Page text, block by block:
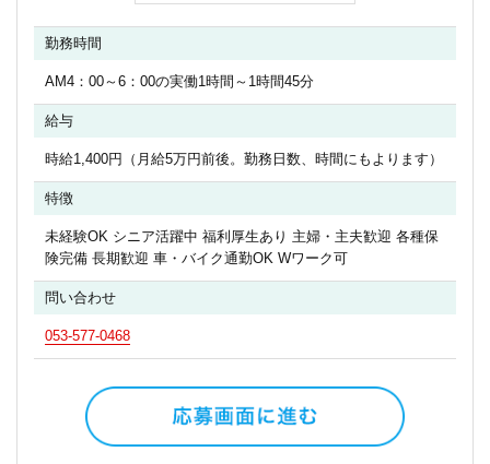
勤務時間
AM4：00～6：00の実働1時間～1時間45分
給与
時給1,400円（月給5万円前後。勤務日数、時間にもよります）
特徴
未経験OK シニア活躍中 福利厚生あり 主婦・主夫歓迎 各種保
険完備 長期歓迎 車・バイク通勤OK Wワーク可
問い合わせ
053-577-0468